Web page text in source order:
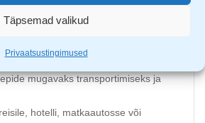
Täpsemad valikud
Privaatsustingimused
disain
mugavaks transportimiseks ja
hotelli, matkaautosse või